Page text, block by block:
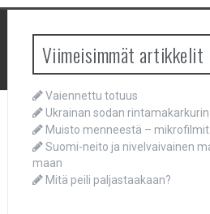
Viimeisimmät artikkelit
Vaiennettu totuus
Ukrainan sodan
Muisto menneestä –
Suomi-neito ja nivelvaivainen
maan
Mitä peili paljastaakaan?